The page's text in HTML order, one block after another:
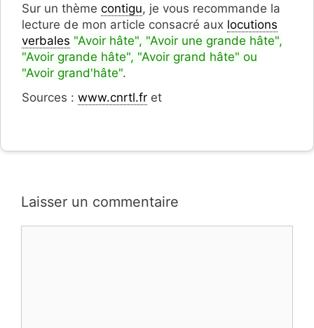
Sur un thème contigu, je vous recommande la
lecture de mon article consacré aux locutions
verbales "Avoir hâte", "Avoir une grande hâte",
"Avoir grande hâte", "Avoir grand hâte" ou
"Avoir grand'hâte".
Sources : www.cnrtl.fr et
Laisser un commentaire